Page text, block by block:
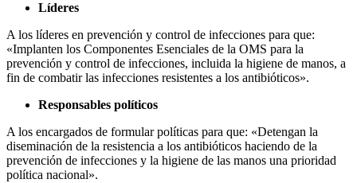
Líderes
A los líderes en prevención y control de infecciones para que:
«Implanten los Componentes Esenciales de la OMS para la
prevención y control de infecciones, incluida la higiene de manos, a
fin de combatir las infecciones resistentes a los antibióticos».
Responsables políticos
A los encargados de formular políticas para que: «Detengan la
diseminación de la resistencia a los antibióticos haciendo de la
prevención de infecciones y la higiene de las manos una prioridad
política nacional».